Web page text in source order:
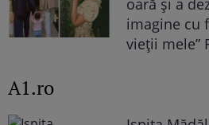
oară și a
imagine cu
vieții mele”
A1.ro